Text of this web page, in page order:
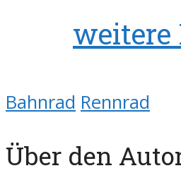
Bahnrad Rennrad
Über den